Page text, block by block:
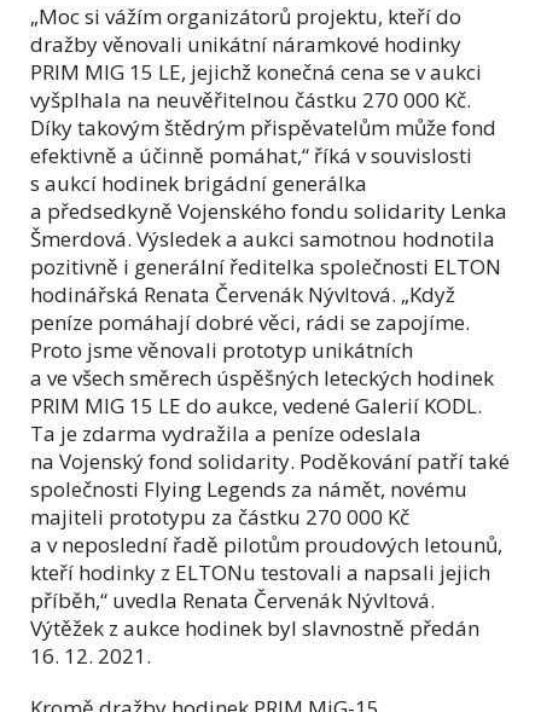
„Moc si vážím organizátorů projektu, kteří do
dražby věnovali unikátní náramkové hodinky
PRIM MIG 15 LE, jejichž konečná cena se v aukci
vyšplhala na neuvěřitelnou částku 270 000 Kč.
Díky takovým štědrým přispěvatelům může fond
efektivně a účinně pomáhat,“ říká v souvislosti
s aukcí hodinek brigádní generálka
a předsedkyně Vojenského fondu solidarity Lenka
Šmerdová. Výsledek a aukci samotnou hodnotila
pozitivně i generální ředitelka společnosti ELTON
hodinářská Renata Červenák Nývltová. „Když
peníze pomáhají dobré věci, rádi se zapojíme.
Proto jsme věnovali prototyp unikátních
a ve všech směrech úspěšných leteckých hodinek
PRIM MIG 15 LE do aukce, vedené Galerií KODL.
Ta je zdarma vydražila a peníze odeslala
na Vojenský fond solidarity. Poděkování patří také
společnosti Flying Legends za námět, novému
majiteli prototypu za částku 270 000 Kč
a v neposlední řadě pilotům proudových letounů,
kteří hodinky z ELTONu testovali a napsali jejich
příběh,“ uvedla Renata Červenák Nývltová.
Výtěžek z aukce hodinek byl slavnostně předán
16. 12. 2021.